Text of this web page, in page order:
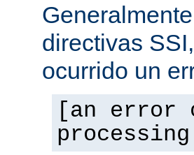
directivas
ocurrido un
[an error